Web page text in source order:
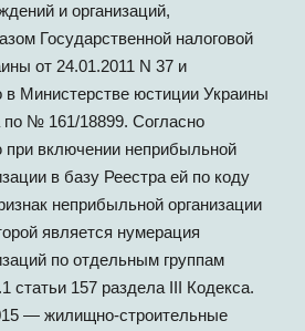
и организаций,
Государственной налоговой
от 24.01.2011 N 37 и
в Министерстве юстиции Украины
по № 161/18899. Согласно
включении неприбыльной
в базу Реестра ей по коду
неприбыльной организации
является нумерация
по отдельным группам
статьи 157 раздела III Кодекса.
— жилищно-строительные